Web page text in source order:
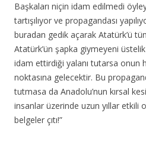
Başkaları niçin idam edilmedi
tartışılıyor ve propagandası
buradan gedik açarak Atatürk’ü
Atatürk’ün şapka giymeyeni
idam ettirdiği yalanı tutarsa onun
noktasına gelecektir. Bu
tutmasa da Anadolu’nun kırsal
insanlar üzerinde uzun yıllar etkili
belgeler çıtı!”